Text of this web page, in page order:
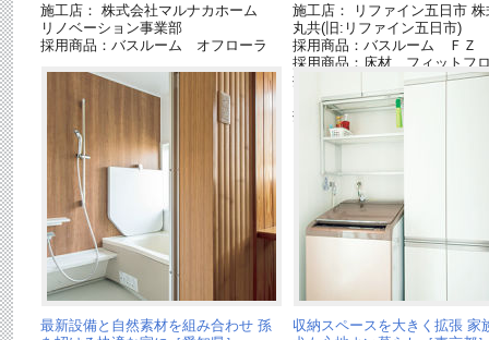
施工店： 株式会社マルナカホーム
リノベーション事業部
採用商品：バスルーム オフローラ
施工店： リファイン五日市 株
丸共(旧:リファイン五日市)
採用商品：バスルーム ＦＺ
採用商品：床材 フィットフ
採用商品：インテリア建材
採用商品：照明器具
最新設備と自然素材を組み合わせ 孫
収納スペースを大きく拡張 家